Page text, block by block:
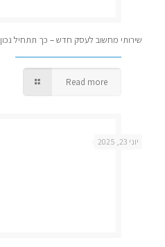
שירותי מחשוב לעסק חדש – כך תתחיל נכון
Read more
יוני 23, 2025